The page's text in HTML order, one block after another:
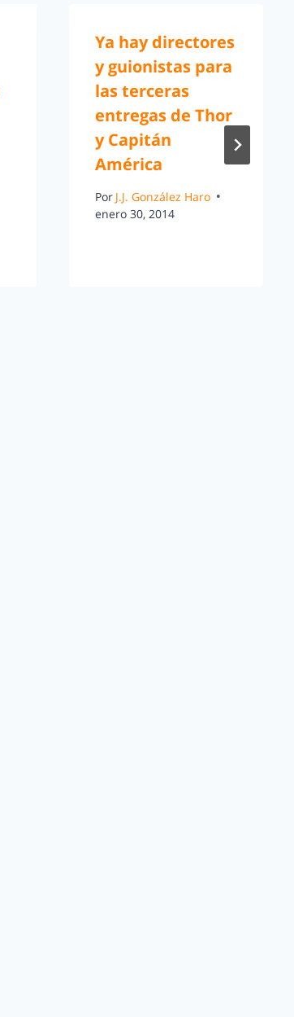
Ya hay directores
y guionistas para
las terceras
entregas de Thor
y Capitán
América
Por J.J. González Haro
enero 30, 2014